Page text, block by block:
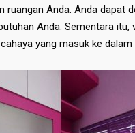
Anda. Anda dapat
Anda. Sementara itu,
yang masuk ke dalam